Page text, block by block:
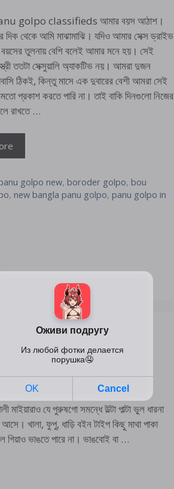
golpo classifieds আমার বয়স আঠাশ।
দিক থেকে আমি মাঝামাঝি। যদিও আমার সেক্স ড্রাইভ
বয়সের তুলনায় বেশি বলেই আমার মনে হয়। সেই
ততটা সেক্সুয়ালি অ্যাকটিভ নয়। আমরা দুজন
ঠিকই, কিন্তু মাসে এক দুবারের বেশী আমরা সেই
প্রকাশ করতে পারি না। তাই বাকি দিনগুলো নিজের
রাখতে …
golpo new, boroder golpo, bou
, new bangla panu golpo, panu golpo in
যে পুরুষগো সমন্ধে উল্টা পাল্টা ভুল ধারনা
খালা, ফুপু, ধাড়ি বইন টাইপ কিছু মাথা পাকা
গিয়াও ভাঙতে পারে না। ভাঙবোই বা …